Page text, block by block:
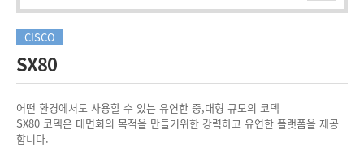
CISCO
SX80
어떤 환경에서도 사용할 수 있는 유연한 중,대형 규모의 코덱
SX80 코덱은 대면회의 목적을 만들기위한 강력하고 유연한 플랫폼을 제공
합니다.